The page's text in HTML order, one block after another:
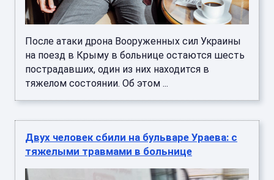
После атаки дрона Вооруженных сил Украины
на поезд в Крыму в больнице остаются шесть
пострадавших, один из них находится в
тяжелом состоянии. Об этом ...
Двух человек сбили на бульваре Ураева: с
тяжелыми травмами в больнице